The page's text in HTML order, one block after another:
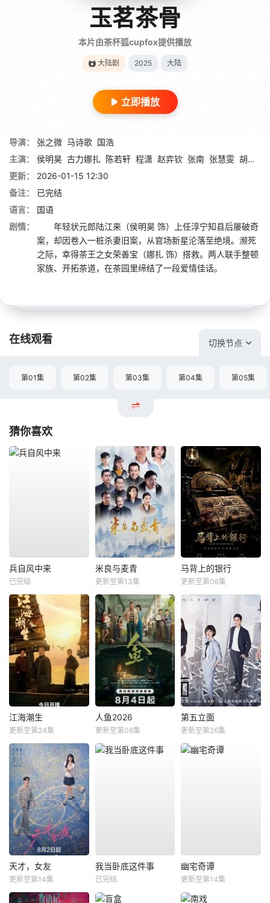
玉茗茶骨
本片由茶杯狐cupfox提供播放
大陆剧 2025 大陆
立即播放
导演： 张之微 马诗歌 国浩
主演：
侯明昊 古力娜扎 陈若轩 程潇 赵弈钦 张南 张慧雯 胡静
更新：
2026-01-15 12:30
备注：
已完结
语言：
国语
剧情：
年轻状元郎陆江来（侯明昊 饰）上任淳宁知县后屡破奇
案，却因卷入一桩杀妻旧案，从官场新星沦落至绝境。濒死
之际，幸得茶王之女荣善宝（娜扎 饰）搭救。两人联手整顿
家族、开拓茶道，在茶园里缔结了一段爱情佳话。
在线观看 切换节点
第01集 第02集 第03集 第04集 第05集
猜你喜欢
兵自风中来
已完结
米良与麦青
更新至第13集
马背上的银行
更新至第06集
江海潮生
更新至第24集
人鱼2026
更新至第08集
第五立面
更新至第26集
天才，女友
更新至第14集
我当卧底这件事
已完结
幽宅奇谭
更新至第14集